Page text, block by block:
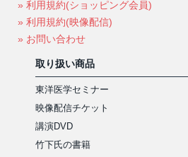
» 利用規約(ショッピング会員)
» 利用規約(映像配信)
» お問い合わせ
取り扱い商品
東洋医学セミナー
映像配信チケット
講演DVD
竹下氏の書籍